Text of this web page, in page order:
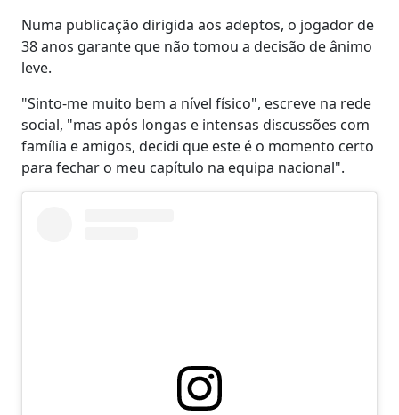
Numa publicação dirigida aos adeptos, o jogador de
38 anos garante que não tomou a decisão de ânimo
leve.
"Sinto-me muito bem a nível físico", escreve na rede
social, "mas após longas e intensas discussões com
família e amigos, decidi que este é o momento certo
para fechar o meu capítulo na equipa nacional".